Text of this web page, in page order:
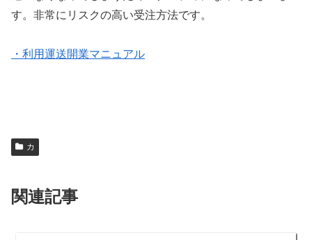
す。非常にリスクの高い受注方法です。
・利用運送開業マニュアル
カ
関連記事